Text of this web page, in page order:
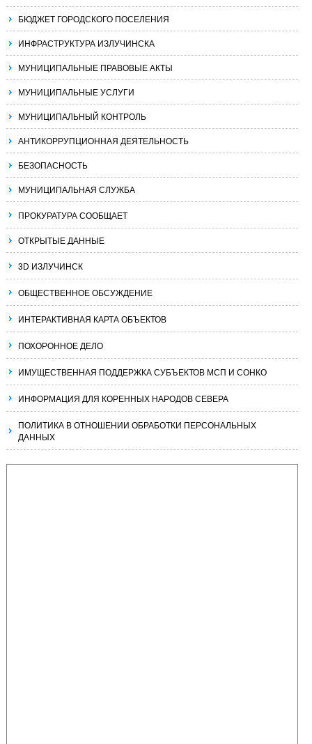
БЮДЖЕТ ГОРОДСКОГО ПОСЕЛЕНИЯ
ИНФРАСТРУКТУРА ИЗЛУЧИНСКА
МУНИЦИПАЛЬНЫЕ ПРАВОВЫЕ АКТЫ
МУНИЦИПАЛЬНЫЕ УСЛУГИ
МУНИЦИПАЛЬНЫЙ КОНТРОЛЬ
АНТИКОРРУПЦИОННАЯ ДЕЯТЕЛЬНОСТЬ
БЕЗОПАСНОСТЬ
МУНИЦИПАЛЬНАЯ СЛУЖБА
ПРОКУРАТУРА СООБЩАЕТ
ОТКРЫТЫЕ ДАННЫЕ
3D ИЗЛУЧИНСК
ОБЩЕСТВЕННОЕ ОБСУЖДЕНИЕ
ИНТЕРАКТИВНАЯ КАРТА ОБЪЕКТОВ
ПОХОРОННОЕ ДЕЛО
ИМУЩЕСТВЕННАЯ ПОДДЕРЖКА СУБЪЕКТОВ МСП И СОНКО
ИНФОРМАЦИЯ ДЛЯ КОРЕННЫХ НАРОДОВ СЕВЕРА
ПОЛИТИКА В ОТНОШЕНИИ ОБРАБОТКИ ПЕРСОНАЛЬНЫХ
ДАННЫХ